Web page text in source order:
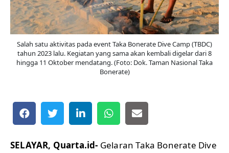
Salah satu aktivitas pada event Taka Bonerate Dive Camp (TBDC)
tahun 2023 lalu. Kegiatan yang sama akan kembali digelar dari 8
hingga 11 Oktober mendatang. (Foto: Dok. Taman Nasional Taka
Bonerate)
SELAYAR, Quarta.id- Gelaran Taka Bonerate Dive